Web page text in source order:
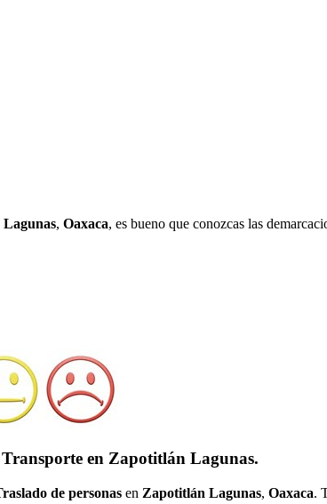
, Oaxaca, es bueno que conozcas las
en Zapotitlán Lagunas.
de personas en Zapotitlán Lagunas, Oaxaca.